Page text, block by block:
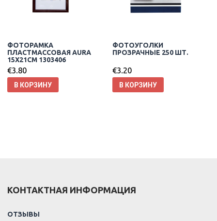
ФОТОРАМКА
ПЛАСТМАССОВАЯ AURA
15X21CM 1303406
€3.80
В КОРЗИНУ
ФОТОУГОЛКИ
ПРОЗРАЧНЫЕ 250 ШТ.
€3.20
В КОРЗИНУ
КОНТАКТНАЯ ИНФОРМАЦИЯ
ОТЗЫВЫ